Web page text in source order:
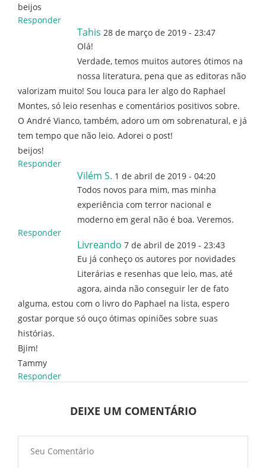
beijos
Responder
Tahis 28 de março de 2019 - 23:47
Olá!
Verdade, temos muitos autores ótimos na
nossa literatura, pena que as editoras não
valorizam muito! Sou louca para ler algo do Raphael
Montes, só leio resenhas e comentários positivos sobre.
O André Vianco, também, adoro um om sobrenatural, e já
tem tempo que não leio. Adorei o post!
beijos!
Responder
Vilém S. 1 de abril de 2019 - 04:20
Todos novos para mim, mas minha
experiência com terror nacional e
moderno em geral não é boa. Veremos.
Responder
Livreando 7 de abril de 2019 - 23:43
Eu já conheço os autores por novidades
Literárias e resenhas que leio, mas, até
agora, ainda não conseguir ler de fato
alguma, estou com o livro do Paphael na lista, espero
gostar porque só ouço ótimas opiniões sobre suas
histórias.
Bjim!
Tammy
Responder
DEIXE UM COMENTÁRIO